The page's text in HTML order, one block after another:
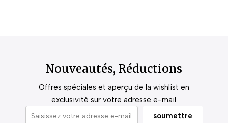
Nouveautés, Réductions
Offres spéciales et aperçu de la wishlist en
exclusivité sur votre adresse e-mail